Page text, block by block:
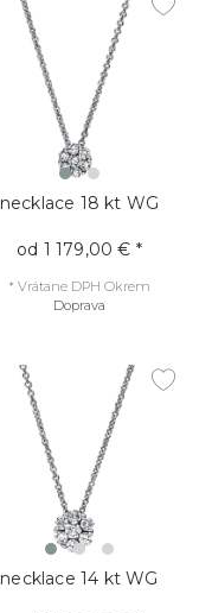
necklace 18 kt WG
od 1 179,00 € *
* Vrátane DPH Okrem
Doprava
necklace 14 kt WG